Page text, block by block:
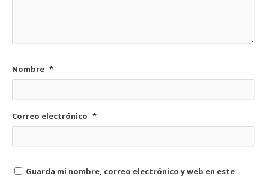
Nombre *
Correo electrónico *
Guarda mi nombre, correo electrónico y web en este